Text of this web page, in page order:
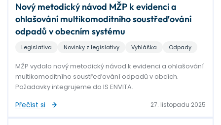
Nový metodický návod MŽP k evidenci a
ohlašování multikomoditního soustřeďování
odpadů v obecním systému
Legislativa Novinky z legislativy Vyhláška Odpady
MŽP vydalo nový metodický návod k evidenci a ohlašování
multikomoditního soustřeďování odpadů v obcích.
Požadavky integrujeme do IS ENVITA.
Přečíst si 27. listopadu 2025